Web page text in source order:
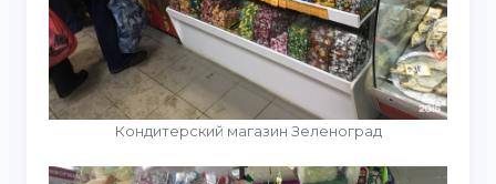
Кондитерский магазин Зеленоград